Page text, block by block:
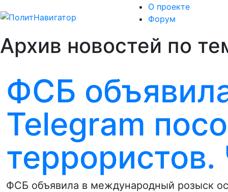
О проекте
Форум
Архив новостей по
ФСБ
Telegram
террористов.
ФСБ объявила в международный розыск